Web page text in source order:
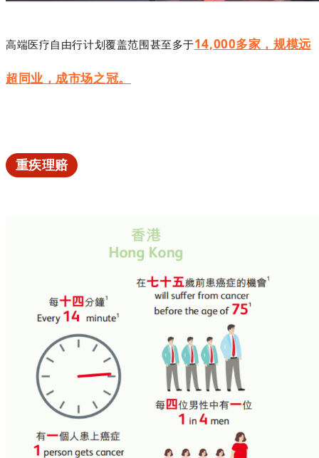
高端医疗自由行计划覆盖范围甚至多于14,000多家，规模远
超同业，成市场之冠。
重疾理赔